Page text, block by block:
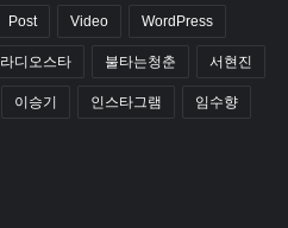
Post Video WordPress
라디오스타 불타는청춘 서현진
이승기 인스타그램 임수향